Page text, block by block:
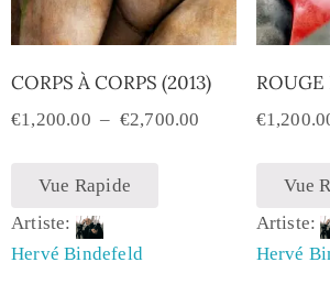
CORPS À CORPS (2013)
€1,200.00 – €2,700.00
Vue Rapide
Artiste:
Hervé Bindefeld
ROUGE
€
Vue
Artiste:
Hervé